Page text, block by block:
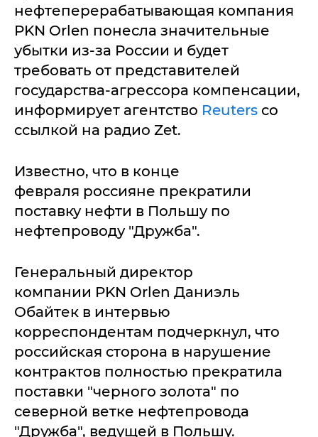
нефтеперерабатывающая компания
PKN Orlen понесла значительные
убытки из-за России и будет
требовать от представителей
государства-агрессора компенсации,
информирует агентство Reuters со
ссылкой на радио Zet.
Известно, что в конце
февраля россияне прекратили
поставку нефти в Польшу по
нефтепроводу "Дружба".
Генеральный директор
компании PKN Orlen Даниэль
Обайтек в интервью
корреспондентам подчеркнул, что
российская сторона в нарушение
контрактов полностью прекратила
поставки "черного золота" по
северной ветке нефтепровода
"Дружба", ведущей в Польшу.